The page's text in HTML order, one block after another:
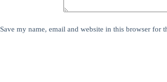
Save my name, email and website in this browser for